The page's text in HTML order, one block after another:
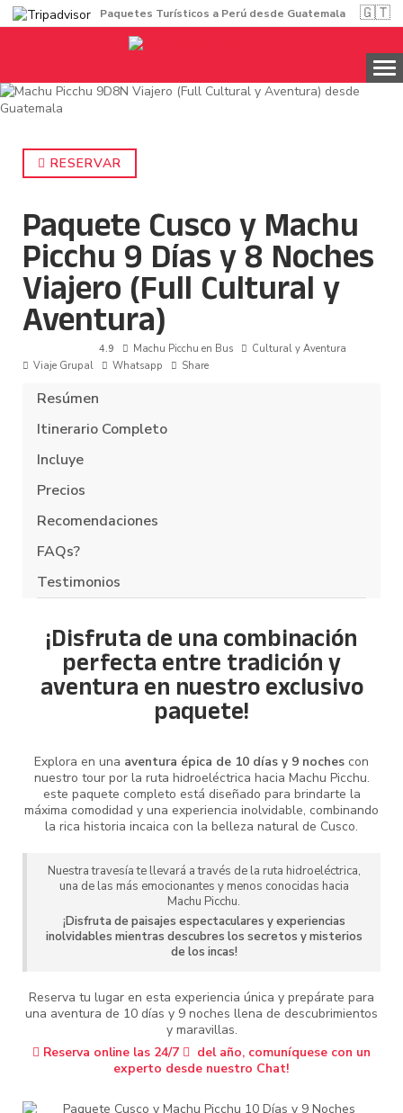
Paquetes Turísticos a Perú desde Guatemala 🇬🇹
RESERVAR
Paquete Cusco y Machu
Picchu 9 Días y 8 Noches
Viajero (Full Cultural y
Aventura)
4.9 Machu Picchu en Bus
Cultural y Aventura
Viaje Grupal
Whatsapp Share
Resúmen
Itinerario Completo
Incluye
Precios
Recomendaciones
FAQs?
Testimonios
¡Disfruta de una combinación
perfecta entre tradición y
aventura en nuestro exclusivo
paquete!
Explora en una aventura épica de 10 días y 9 noches con
nuestro tour por la ruta hidroeléctrica hacia Machu Picchu.
este paquete completo está diseñado para brindarte la
máxima comodidad y una experiencia inolvidable, combinando
la rica historia incaica con la belleza natural de Cusco.
Nuestra travesía te llevará a través de la ruta hidroeléctrica,
una de las más emocionantes y menos conocidas hacia
Machu Picchu.
¡Disfruta de paisajes espectaculares y experiencias
inolvidables mientras descubres los secretos y misterios
de los incas!
Reserva tu lugar en esta experiencia única y prepárate para
una aventura de 10 días y 9 noches llena de descubrimientos
y maravillas.
Reserva online las 24/7
del año, comuníquese con un
experto desde nuestro Chat!